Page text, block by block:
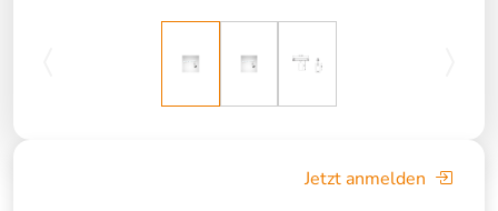
Jetzt anmelden